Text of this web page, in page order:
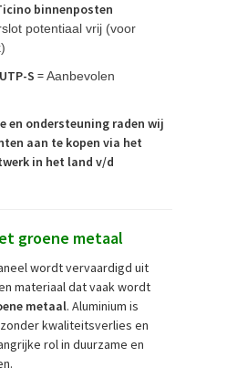
binnenposten
potentiaal vrij (voor
S =Aanbevolen
en ondersteuning raden wij
aan te kopen via het
in het land v/d
groene metaal
wordt vervaardigd uit
materiaal dat vaak wordt
metaal. Aluminium is
kwaliteitsverlies en
rol in duurzame en